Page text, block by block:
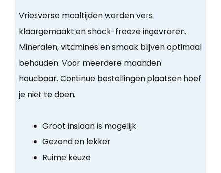
Vriesverse maaltijden worden vers
klaargemaakt en shock-freeze ingevroren.
Mineralen, vitamines en smaak blijven optimaal
behouden. Voor meerdere maanden
houdbaar. Continue bestellingen plaatsen hoef
je niet te doen.
Groot inslaan is mogelijk
Gezond en lekker
Ruime keuze